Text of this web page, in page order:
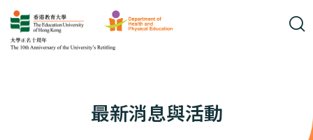
最新消息與活動